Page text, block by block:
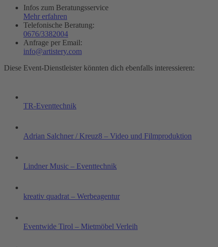
Infos zum Beratungsservice
Mehr erfahren
Telefonische Beratung:
0676/3382004
Anfrage per Email:
info@artistery.com
Diese Event-Dienstleister könnten dich ebenfalls interessieren:
TR-Eventtechnik
Adrian Salchner / Kreuz8 – Video und Filmproduktion
Lindner Music – Eventtechnik
kreativ quadrat – Werbeagentur
Eventwide Tirol – Mietmöbel Verleih